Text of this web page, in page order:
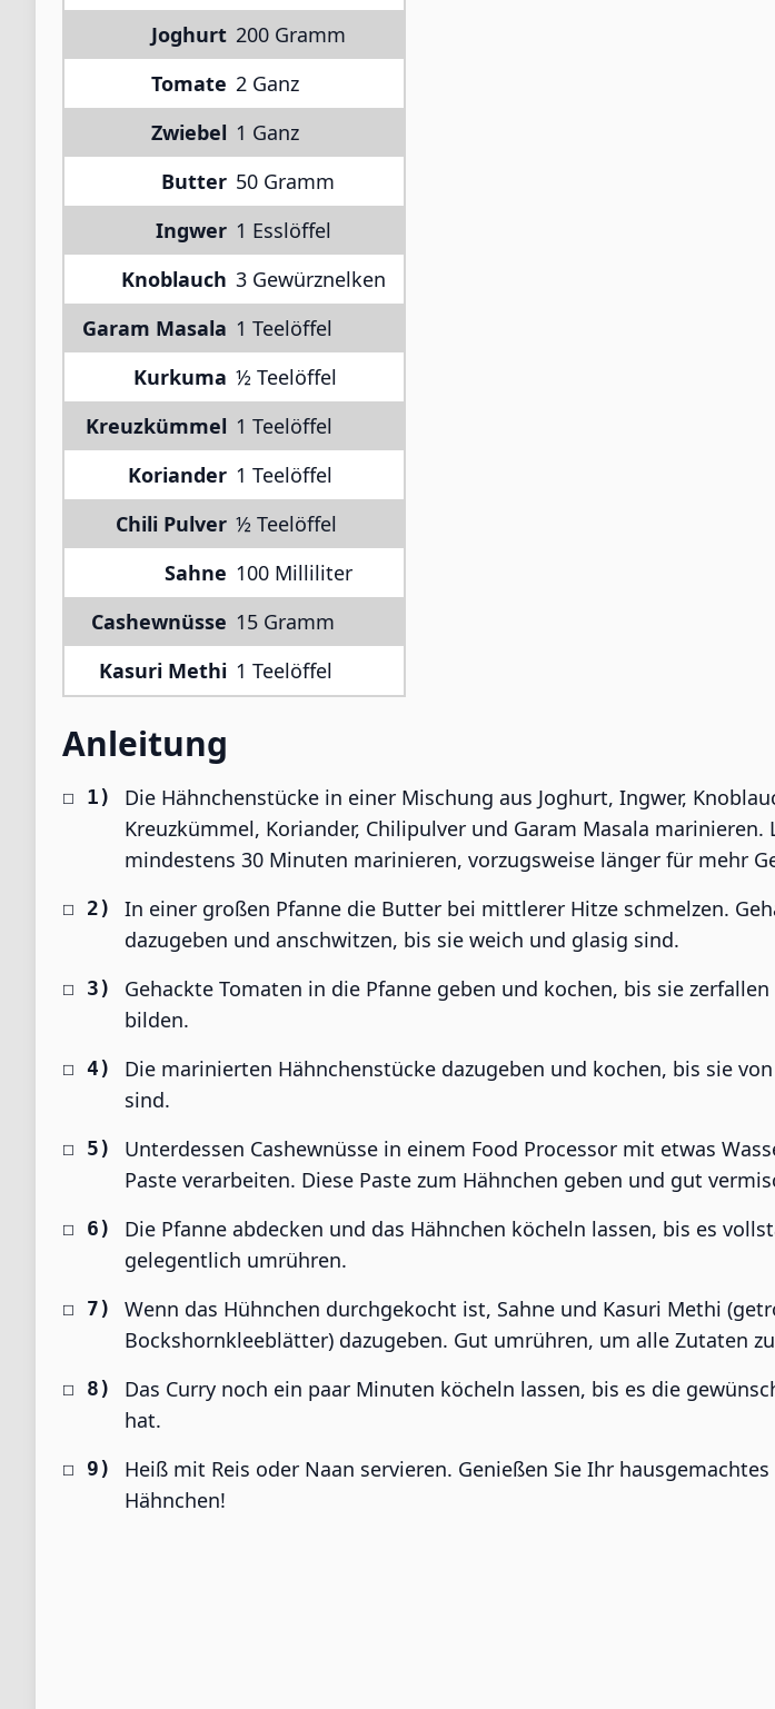
Joghurt 200 Gramm
Tomate 2 Ganz
Zwiebel 1 Ganz
Butter 50 Gramm
Ingwer 1 Esslöffel
Knoblauch 3 Gewürznelken
Garam Masala 1 Teelöffel
Kurkuma ½ Teelöffel
Kreuzkümmel 1 Teelöffel
Koriander 1 Teelöffel
Chili Pulver ½ Teelöffel
Sahne 100 Milliliter
Cashewnüsse 15 Gramm
Kasuri Methi 1 Teelöffel
Anleitung
Die Hähnchenstücke in einer Mischung aus Joghurt, Ingwer,
Kreuzkümmel, Koriander, Chilipulver und Garam Masala marinieren.
mindestens 30 Minuten marinieren, vorzugsweise länger für mehr
In einer großen Pfanne die Butter bei mittlerer Hitze schmelzen.
dazugeben und anschwitzen, bis sie weich und glasig sind.
Gehackte Tomaten in die Pfanne geben und kochen, bis sie
bilden.
Die marinierten Hähnchenstücke dazugeben und kochen, bis sie
sind.
Unterdessen Cashewnüsse in einem Food Processor mit etwas
Paste verarbeiten. Diese Paste zum Hähnchen geben und gut
Die Pfanne abdecken und das Hähnchen köcheln lassen, bis es
gelegentlich umrühren.
Wenn das Hühnchen durchgekocht ist, Sahne und Kasuri Methi
Bockshornkleeblätter) dazugeben. Gut umrühren, um alle Zutaten
Das Curry noch ein paar Minuten köcheln lassen, bis es die
hat.
Heiß mit Reis oder Naan servieren. Genießen Sie Ihr
Hähnchen!